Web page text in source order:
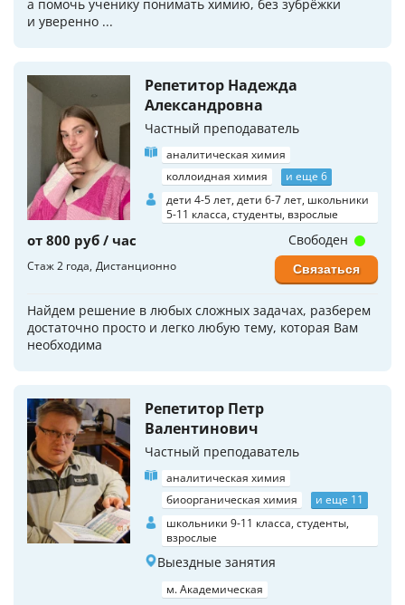
а помочь ученику понимать химию, без зубрёжки
и уверенно ...
Репетитор Надежда
Александровна
Частный преподаватель
аналитическая химия
коллоидная химия
и еще 6
дети 4-5 лет, дети 6-7 лет, школьники
5-11 класса, студенты, взрослые
от 800 руб / час
Стаж 2 года Дистанционно
Найдем решение в любых сложных задачах, разберем
достаточно просто и легко любую тему, которая Вам
необходима
Свободен
Связаться
Репетитор Петр
Валентинович
Частный преподаватель
аналитическая химия
биоорганическая химия
и еще 11
школьники 9-11 класса, студенты,
взрослые
Выездные занятия
м. Академическая